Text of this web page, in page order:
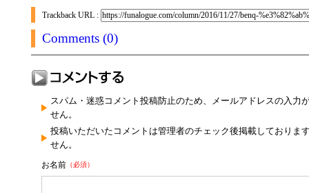
Trackback URL :
Comments (0)
スパム・迷惑コメント投稿防止のため、メールアドレスの入力
せん。
投稿いただいたコメントは管理者のチェック後掲載しておりま
せん。
お名前 （必須）